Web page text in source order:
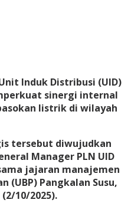
Induk Distribusi (UID)
sinergi internal
listrik di wilayah
tersebut diwujudkan
Manager PLN UID
jajaran manajemen
(UBP) Pangkalan Susu,
10/2025).